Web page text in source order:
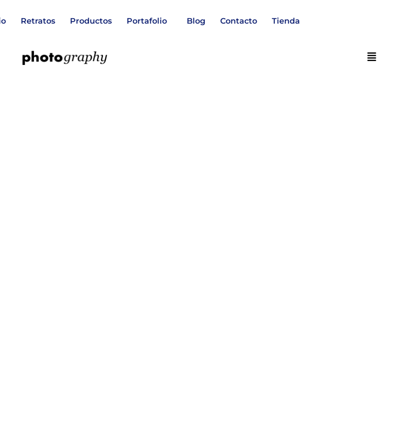
Retratos Productos Portafolio Blog Contacto Tienda